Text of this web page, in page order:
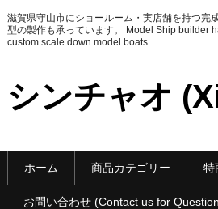
滋賀県守山市にショールーム・実店舗を持つ完
型の製作も承っています。 Model Ship builder
custom scale down model boats.
シンチャオ
ホーム 商品カテゴリー 特
お問い合わせ (Contact us for